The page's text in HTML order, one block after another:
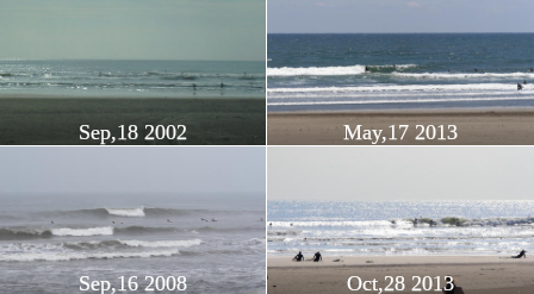
Sep,18 2002 May,17 2013
Sep,16 2008 Oct,28 2013